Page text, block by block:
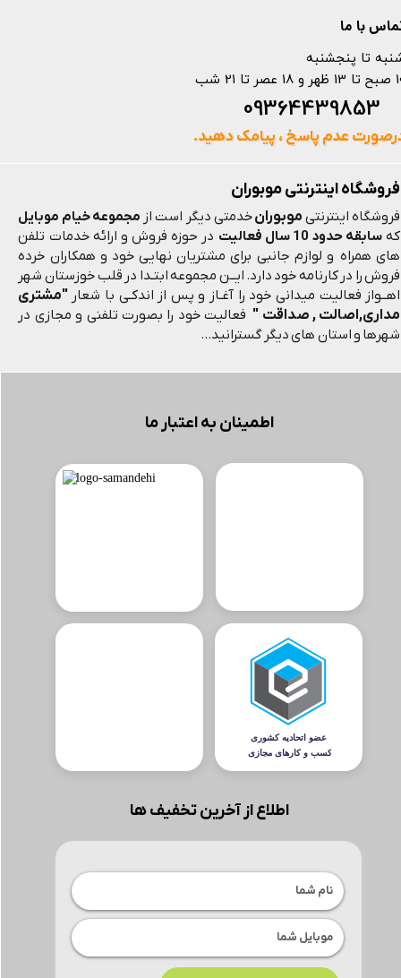
فروشگاه اینترنتی موبوران
فروشگاه اینترنتی موبورانخدمتی دیگر است از مجموعه خیام موبایل
که سابقه حدود 10 سال فعالیت
در حوزه فروش و ارائه خدمات تلفن
های همراه و لوازم جانبی برای مشتریان نهایی خود و همکاران خرده
فروش را در کارنامه خود دارد. ایــن مجموعه ابتـدا در قلب خوزستان شهر
اهــواز فعالیت میدانی خود را آغـاز و پس از اندکـی با شعار "مشتری
مداری,اصالت , صداقت " فعالیت خود را بصورت تلفنی و مجازی در
شهرها و استان های دیگر گسترانید...
اطمینان به اعتبار ما
اطلاع از آخرین تخفیف ها
با ما
تا پنجشنبه
تا 21 شب
عدم پاسخ ، پیامک دهید.